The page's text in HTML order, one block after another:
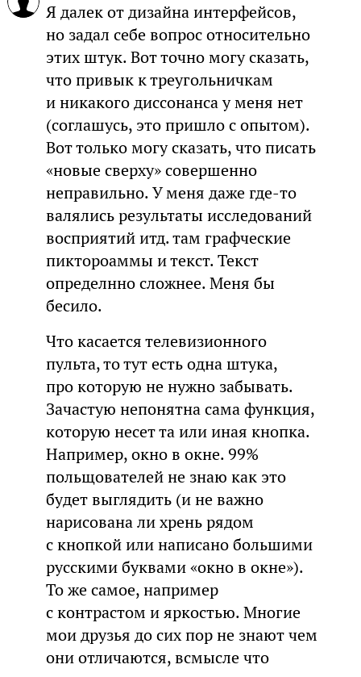
Я далек от дизайна интерфейсов,
но задал себе вопрос относительно
этих штук. Вот точно могу сказать,
что привык к треугольничкам
и никакого диссонанса у меня нет
(соглашусь, это пришло с опытом).
Вот только могу сказать, что писать
«новые сверху» совершенно
неправильно. У меня даже где-то
валялись результаты исследований
восприятий итд. там графческие
пиктороаммы и текст. Текст
определнно сложнее. Меня бы
бесило.
Что касается телевизионного
пульта, то тут есть одна штука,
про которую не нужно забывать.
Зачастую непонятна сама функция,
которую несет та или иная кнопка.
Например, окно в окне. 99%
польщователей не знаю как это
будет выглядить (и не важно
нарисована ли хрень рядом
с кнопкой или написано большими
русскими буквами «окно в окне»).
То же самое, например
с контрастом и яркостью. Многие
мои друзья до сих пор не знают чем
они отличаются, всмысле что